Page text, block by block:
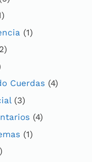
(1)
Cuerdas (4)
(3)
(4)
(1)